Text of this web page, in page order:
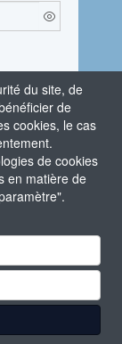
du site, de
de
cookies, le cas
de cookies
en matière de
pris